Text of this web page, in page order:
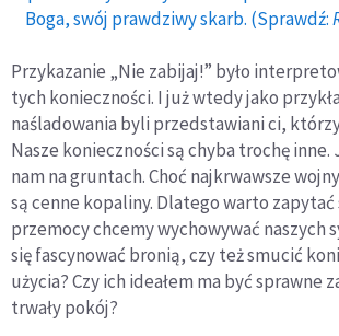
Boga, swój prawdziwy skarb. (Sprawdź:
Przykazanie „Nie zabijaj!” było
tych konieczności. I już wtedy jako
naśladowania byli przedstawiani ci,
Nasze konieczności są chyba trochę inne.
nam na gruntach. Choć najkrwawsze
są cenne kopaliny. Dlatego warto zapytać
przemocy chcemy wychowywać naszych
się fascynować bronią, czy też smucić
użycia? Czy ich ideałem ma być sprawne
trwały pokój?